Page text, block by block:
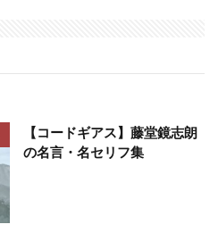
【コードギアス】藤堂鏡志朗
の名言・名セリフ集